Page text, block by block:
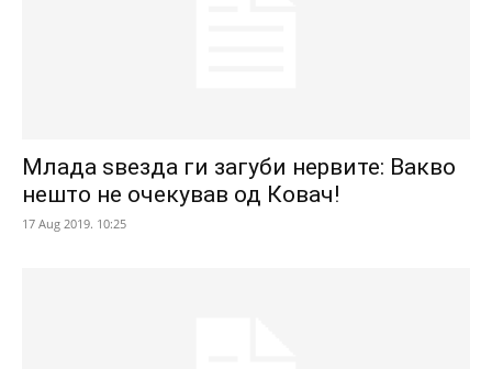
Млада ѕвезда ги загуби нервите: Вакво
нешто не очекував од Ковач!
17 Aug 2019. 10:25